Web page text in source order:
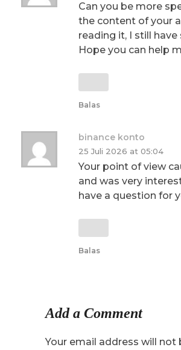
Can you be more
the content of your
reading it, I still
Hope you can help
Balas
binance konto
25 Juli 2026 at 05:04
Your point of view
and was very
have a question for
Balas
Add a Comment
Your email address will not